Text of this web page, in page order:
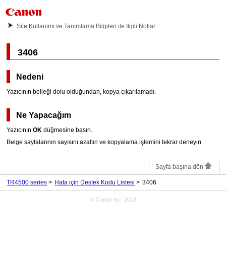
Site Kullanımı ve Tanımlama Bilgileri ile İlgili Notlar
3406
Nedeni
Yazıcının belleği dolu olduğundan, kopya çıkarılamadı.
Ne Yapacağım
Yazıcının OK düğmesine basın.
Belge sayfalarının sayısını azaltın ve kopyalama işlemini tekrar deneyin.
Sayfa başına dön
TR4500 series Hata için Destek Kodu Listesi 3406
© Canon Inc. 2018